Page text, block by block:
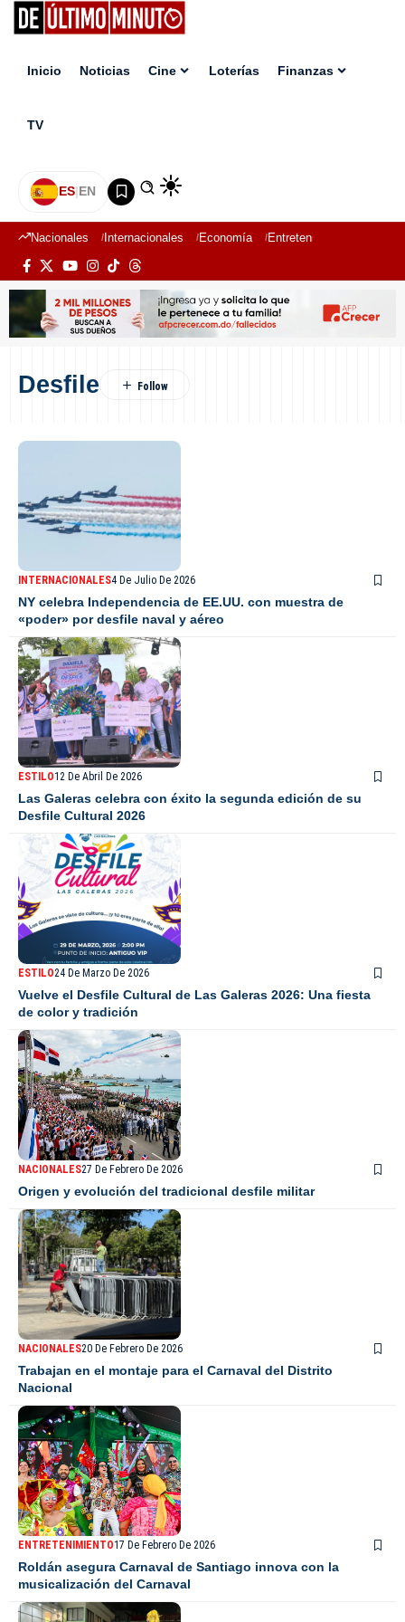
Inicio Noticias Cine Loterías Finanzas
TV
ES|EN
Nacionales Internacionales Economía Entretenimiento
Desfile
INTERNACIONALES4 De Julio De 2026
NY celebra Independencia de EE.UU. con muestra de
«poder» por desfile naval y aéreo
ESTILO12 De Abril De 2026
Las Galeras celebra con éxito la segunda edición de su
Desfile Cultural 2026
ESTILO24 De Marzo De 2026
Vuelve el Desfile Cultural de Las Galeras 2026: Una fiesta
de color y tradición
NACIONALES27 De Febrero De 2026
Origen y evolución del tradicional desfile militar
NACIONALES20 De Febrero De 2026
Trabajan en el montaje para el Carnaval del Distrito
Nacional
ENTRETENIMIENTO17 De Febrero De 2026
Roldán asegura Carnaval de Santiago innova con la
musicalización del Carnaval